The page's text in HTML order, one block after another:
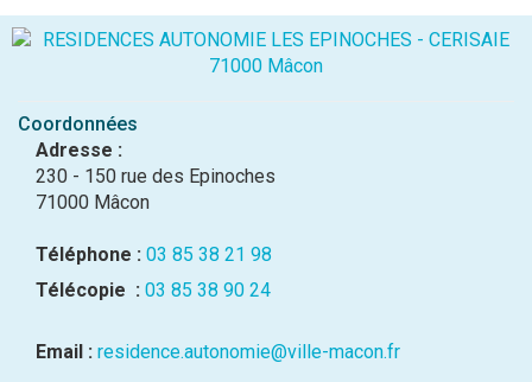
Coordonnées
Adresse :
230 - 150 rue des Epinoches
71000 Mâcon
Téléphone : 03 85 38 21 98
Télécopie : 03 85 38 90 24
Email : residence.autonomie@ville-macon.fr